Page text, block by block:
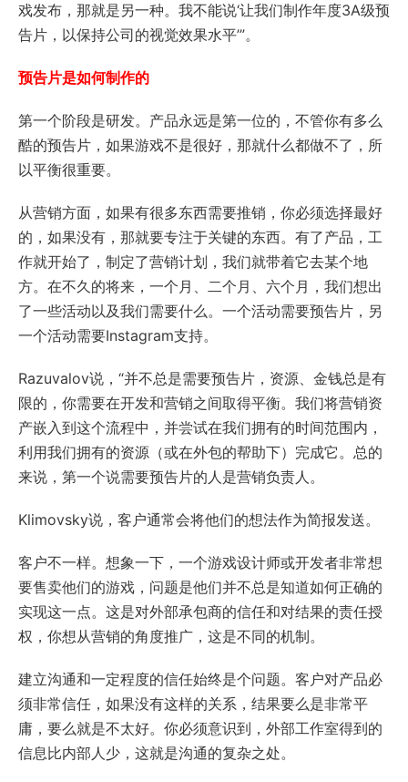
戏发布，那就是另一种。我不能说‘让我们制作年度3A级预
告片，以保持公司的视觉效果水平’”。
预告片是如何制作的
第一个阶段是研发。产品永远是第一位的，不管你有多么
酷的预告片，如果游戏不是很好，那就什么都做不了，所
以平衡很重要。
从营销方面，如果有很多东西需要推销，你必须选择最好
的，如果没有，那就要专注于关键的东西。有了产品，工
作就开始了，制定了营销计划，我们就带着它去某个地
方。在不久的将来，一个月、二个月、六个月，我们想出
了一些活动以及我们需要什么。一个活动需要预告片，另
一个活动需要Instagram支持。
Razuvalov说，“并不总是需要预告片，资源、金钱总是有
限的，你需要在开发和营销之间取得平衡。我们将营销资
产嵌入到这个流程中，并尝试在我们拥有的时间范围内，
利用我们拥有的资源（或在外包的帮助下）完成它。总的
来说，第一个说需要预告片的人是营销负责人。
Klimovsky说，客户通常会将他们的想法作为简报发送。
客户不一样。想象一下，一个游戏设计师或开发者非常想
要售卖他们的游戏，问题是他们并不总是知道如何正确的
实现这一点。这是对外部承包商的信任和对结果的责任授
权，你想从营销的角度推广，这是不同的机制。
建立沟通和一定程度的信任始终是个问题。客户对产品必
须非常信任，如果没有这样的关系，结果要么是非常平
庸，要么就是不太好。你必须意识到，外部工作室得到的
信息比内部人少，这就是沟通的复杂之处。